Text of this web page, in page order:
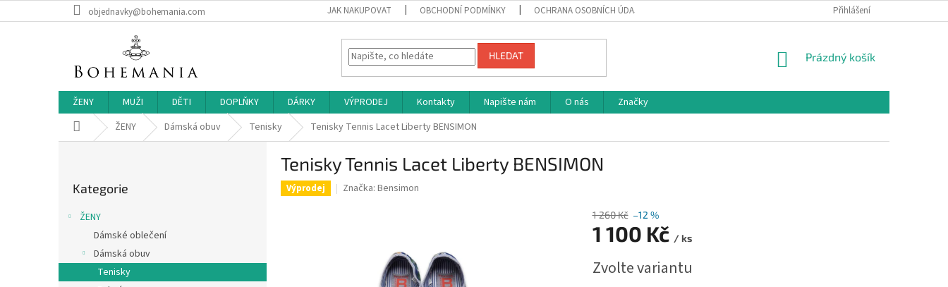
na
objednavky@bohemania.com JAK NAKUPOVAT OBCHODNÍ PODMÍNKY OCHRANA OSOBNÍCH ÚDAJŮ Přihlášení
HLEDAT
NÁKUPNÍ
Prázdný košík
ŽENY MUŽI DĚTI DOPLŇKY DÁRKY VÝPRODEJ Kontakty Napište nám O nás
Značky
Domů ŽENY Dámská obuv Tenisky Tenisky Tennis Lacet Liberty BENSIMON
kategorie
Kategorie
ŽENY
Dámské oblečení
Dámská obuv
Tenisky
Tenisky Tennis Lacet Liberty BENSIMON
Výprodej Značka: Bensimon
1 260 Kč –12 %
1 100 Kč / ks
cena:
Zvolte variantu